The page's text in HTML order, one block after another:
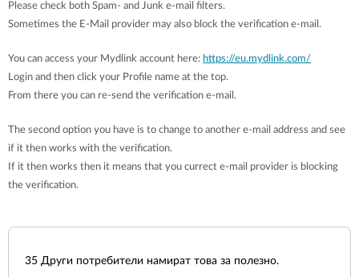
Please check both Spam- and Junk e-mail filters.
Sometimes the E-Mail provider may also block the verification e-mail.
You can access your Mydlink account here: https://eu.mydlink.com/
Login and then click your Profile name at the top.
From there you can re-send the verification e-mail.
The second option you have is to change to another e-mail address and see
if it then works with the verification.
If it then works then it means that you currect e-mail provider is blocking
the verification.
35 Други потребители намират това за полезно.